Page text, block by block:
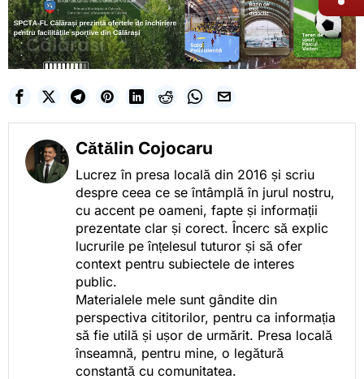
Cătălin Cojocaru
Lucrez în presa locală din 2016 și scriu
despre ceea ce se întâmplă în jurul nostru,
cu accent pe oameni, fapte și informații
prezentate clar și corect. Încerc să explic
lucrurile pe înțelesul tuturor și să ofer
context pentru subiectele de interes
public.
Materialele mele sunt gândite din
perspectiva cititorilor, pentru ca informația
să fie utilă și ușor de urmărit. Presa locală
înseamnă, pentru mine, o legătură
constantă cu comunitatea.